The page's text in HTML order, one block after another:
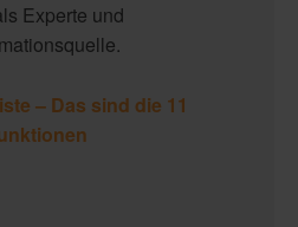
Experte und
– Das sind die 11